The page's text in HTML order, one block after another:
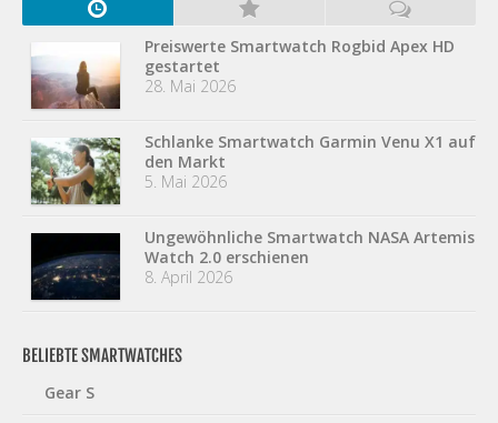
Preiswerte Smartwatch Rogbid Apex HD
gestartet
28. Mai 2026
Schlanke Smartwatch Garmin Venu X1 auf
den Markt
5. Mai 2026
Ungewöhnliche Smartwatch NASA Artemis
Watch 2.0 erschienen
8. April 2026
BELIEBTE SMARTWATCHES
Gear S